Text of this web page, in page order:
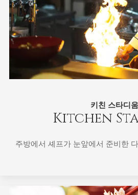
키친 스타디움
Kitchen
주방에서 셰프가 눈앞에서 준비한